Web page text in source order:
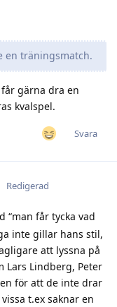
en träningsmatch.
gärna dra en
kvalspel.
Svara
Redigerad
“man får tycka vad
inte gillar hans stil,
att lyssna på
Lars Lindberg, Peter
för att de inte drar
t.ex saknar en